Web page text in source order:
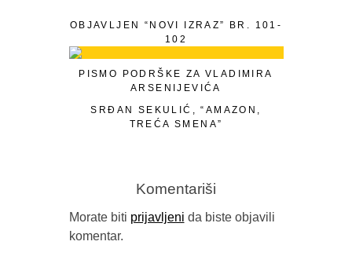
OBJAVLJEN “NOVI IZRAZ” BR. 101-
102
PISMO PODRŠKE ZA VLADIMIRA
ARSENIJEVIĆA
SRĐAN SEKULIĆ, “AMAZON,
TREĆA SMENA”
Komentariši
Morate biti prijavljeni da biste objavili
komentar.